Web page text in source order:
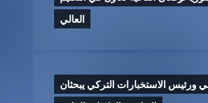
العالي
ورئيس الاستخبارات التركي يبحثان